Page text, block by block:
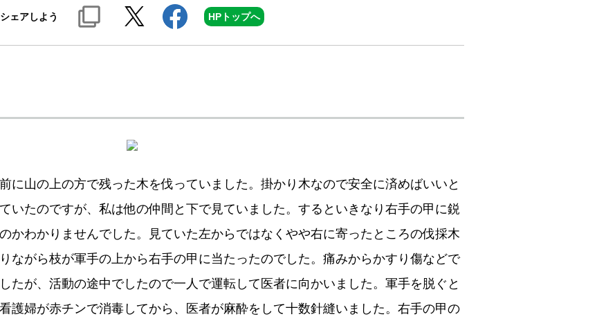
シェアしよう HPトップへ
に山の上の方で残った木を伐っていました。掛かり木なので安全に済めばいいと
いたのですが、私は他の仲間と下で見ていました。するといきなり右手の甲に鋭
かわかりませんでした。見ていた左からではなくやや右に寄ったところの伐採木
ながら枝が軍手の上から右手の甲に当たったのでした。痛みからかすり傷などで
たが、活動の途中でしたので一人で運転して医者に向かいました。軍手を脱ぐと
護婦が赤チンで消毒してから、医者が麻酔をして十数針縫いました。右手の甲の